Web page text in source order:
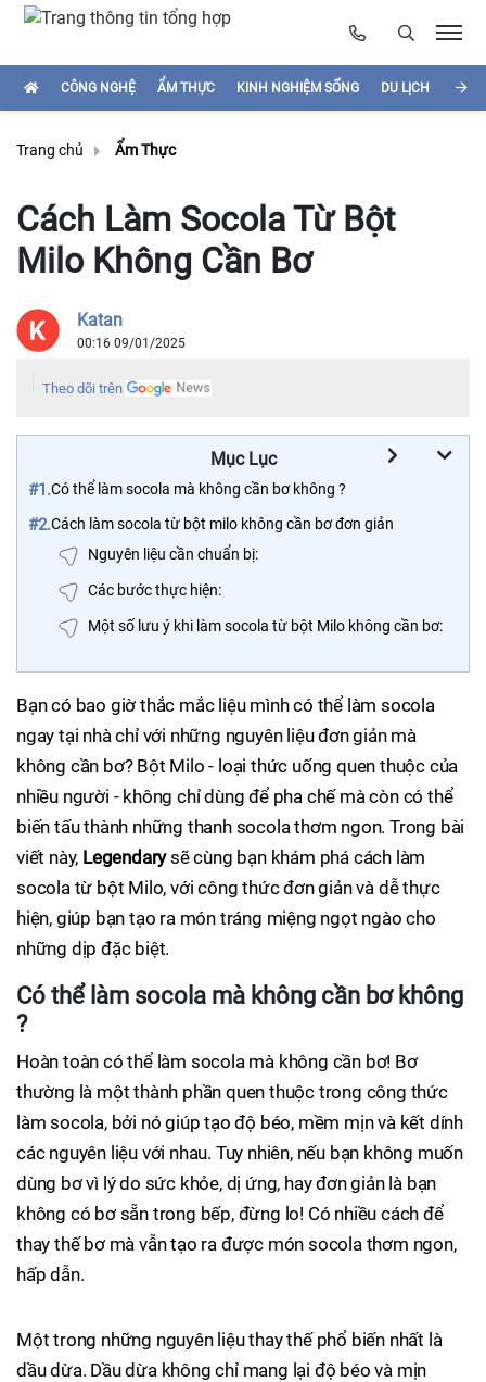
CÔNG NGHỆ ẨM THỰC KINH NGHIỆM SỐNG DU LỊCH
Trang chủ Ẩm Thực
Cách Làm Socola Từ Bột
Milo Không Cần Bơ
Katan
00:16 09/01/2025
Theo dõi trên
Mục Lục
#1.Có thể làm socola mà không cần bơ không ?
#2.Cách làm socola từ bột milo không cần bơ đơn giản
Nguyên liệu cần chuẩn bị:
Các bước thực hiện:
Một số lưu ý khi làm socola từ bột Milo không cần bơ:
Bạn có bao giờ thắc mắc liệu mình có thể làm socola
ngay tại nhà chỉ với những nguyên liệu đơn giản mà
không cần bơ? Bột Milo - loại thức uống quen thuộc của
nhiều người - không chỉ dùng để pha chế mà còn có thể
biến tấu thành những thanh socola thơm ngon. Trong bài
viết này, Legendarysẽ cùng bạn khám phá cách làm
socola từ bột Milo, với công thức đơn giản và dễ thực
hiện, giúp bạn tạo ra món tráng miệng ngọt ngào cho
những dịp đặc biệt.
Có thể làm socola mà không cần bơ không
?
Hoàn toàn có thể làm socola mà không cần bơ! Bơ
thường là một thành phần quen thuộc trong công thức
làm socola, bởi nó giúp tạo độ béo, mềm mịn và kết dính
các nguyên liệu với nhau. Tuy nhiên, nếu bạn không muốn
dùng bơ vì lý do sức khỏe, dị ứng, hay đơn giản là bạn
không có bơ sẵn trong bếp, đừng lo! Có nhiều cách để
thay thế bơ mà vẫn tạo ra được món socola thơm ngon,
hấp dẫn.
Một trong những nguyên liệu thay thế phổ biến nhất là
dầu dừa. Dầu dừa không chỉ mang lại độ béo và mịn